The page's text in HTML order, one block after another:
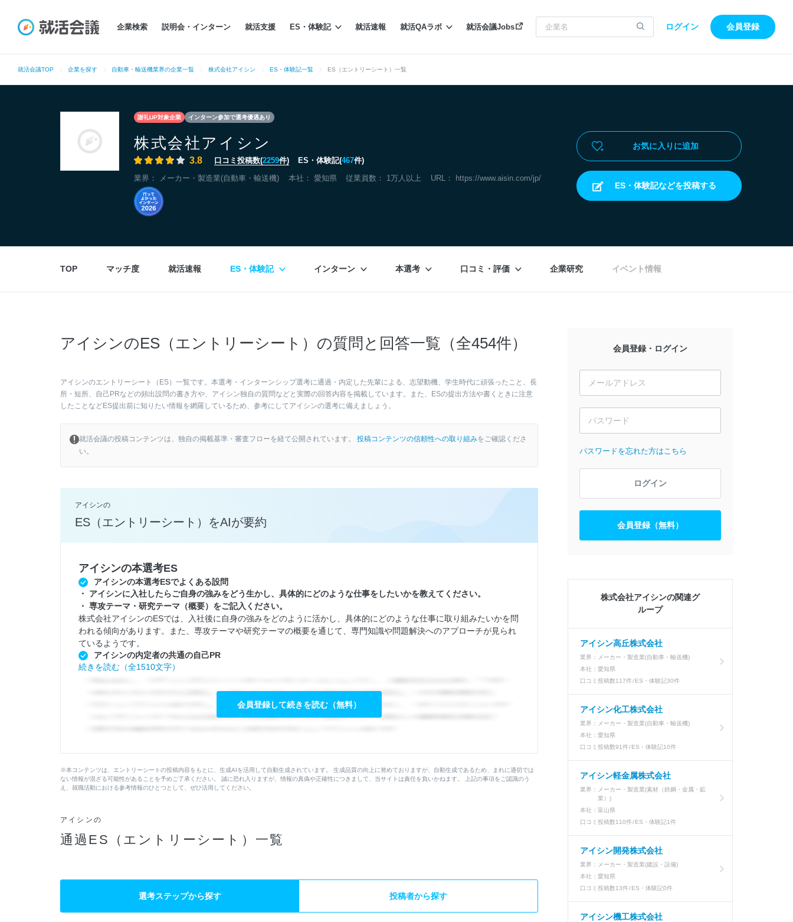
企業検索 説明会・インターン 就活支援 ES・体験記 就活速報 就活QAラボ 就活会議Jobs ログイン 会員登録
就活会議TOP 企業を探す 自動車・輸送機業界の企業一覧 株式会社アイシン ES・体験記一覧 ES（エントリーシート）一覧
謝礼UP対象企業 インターン参加で選考優遇あり
株式会社アイシン
3.8 口コミ投稿数(2259件) ES・体験記(467件)
業界： メーカー・製造業(自動車・輸送機) 本社： 愛知県 従業員数： 1万人以上 URL： https://www.aisin.com/jp/
お気に入りに追加
ES・体験記などを投稿する
TOP マッチ度 就活速報 ES・体験記 インターン 本選考 口コミ・評価 企業研究 イベント情報
アイシンのES（エントリーシート）の質問と回答一覧（全454件）
アイシンのエントリーシート（ES）一覧です。本選考・インターンシップ選考に通過・内定した先輩による、志望動機、学生時代に頑張ったこと、長
所・短所、自己PRなどの頻出設問の書き方や、アイシン独自の質問などと実際の回答内容を掲載しています。また、ESの提出方法や書くときに注意
したことなどES提出前に知りたい情報を網羅しているため、参考にしてアイシンの選考に備えましょう。
就活会議の投稿コンテンツは、独自の掲載基準・審査フローを経て公開されています。 投稿コンテンツの信頼性への取り組みをご確認くださ
い。
アイシンの
ES（エントリーシート）をAIが要約
アイシンの本選考ES
アイシンの本選考ESでよくある設問
アイシンに入社したらご自身の強みをどう生かし、具体的にどのような仕事をしたいかを教えてください。
専攻テーマ・研究テーマ（概要）をご記入ください。
株式会社アイシンのESでは、入社後に自身の強みをどのように活かし、具体的にどのような仕事に取り組みたいかを問
われる傾向があります。また、専攻テーマや研究テーマの概要を通じて、専門知識や問題解決へのアプローチが見られ
ているようです。
アイシンの内定者の共通の自己PR
続きを読む（全1510文字）
会員登録して続きを読む（無料）
※本コンテンツは、エントリーシートの投稿内容をもとに、生成AIを活用して自動生成されています。 生成品質の向上に努めておりますが、自動生成であるため、まれに適切では
ない情報が混ざる可能性があることを予めご了承ください。 誠に恐れ入りますが、情報の真偽や正確性につきまして、当サイトは責任を負いかねます。 上記の事項をご認識のう
え、就職活動における参考情報のひとつとして、ぜひ活用してください。
アイシンの
通過ES（エントリーシート）一覧
選考ステップから探す 投稿者から探す
会員登録・ログイン
パスワードを忘れた方はこちら
ログイン
会員登録（無料）
株式会社アイシンの関連グ
ループ
アイシン高丘株式会社
業界：
メーカー・製造業(自動車・輸送機)
本社： 愛知県
口コミ投稿数117件 ES・体験記30件
アイシン化工株式会社
業界：
メーカー・製造業(自動車・輸送機)
本社： 愛知県
口コミ投稿数91件 ES・体験記10件
アイシン軽金属株式会社
業界：
メーカー・製造業(素材（鉄鋼・金属・鉱
業）)
本社： 富山県
口コミ投稿数110件 ES・体験記1件
アイシン開発株式会社
業界：
メーカー・製造業(建設・設備)
本社： 愛知県
口コミ投稿数13件 ES・体験記0件
アイシン機工株式会社